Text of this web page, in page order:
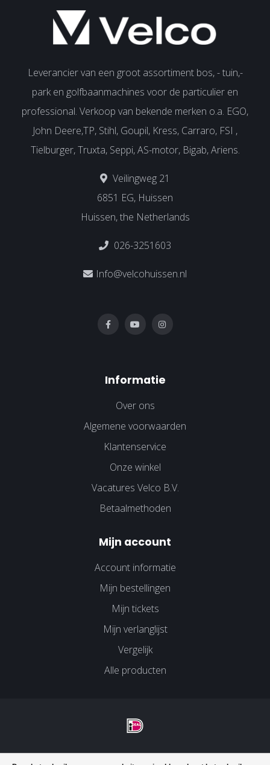
Leverancier van een groot assortiment bos, - tuin,-
park en golfbaanmachines voor de particulier en
professional. Verkoop van bekende merken o.a. EGO,
John Deere,TP, Stihl, Goupil, Kress, Carraro, FSI ,
Tielburger, Truxta, Seppi, AS-motor, Bigab, Ariens.
Veilingweg 21
6851 EG, Huissen
Huissen, the Netherlands
026-3251603
Info@velcohuissen.nl
Informatie
Over ons
Algemene voorwaarden
Klantenservice
Onze winkel
Vacatures Velco B.V.
Betaalmethoden
Mijn account
Account informatie
Mijn bestellingen
Mijn tickets
Mijn verlanglijst
Vergelijk
Alle producten
© Copyright 2026 Velco Huissen - Powered byLightspeed-